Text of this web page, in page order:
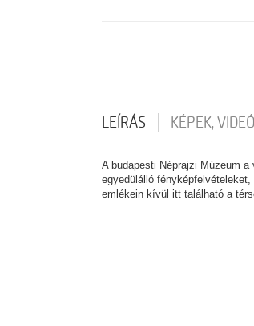
LEÍRÁS KÉPEK,
A budapesti Néprajzi Múzeum
egyedülálló
emlékein kívül itt található a